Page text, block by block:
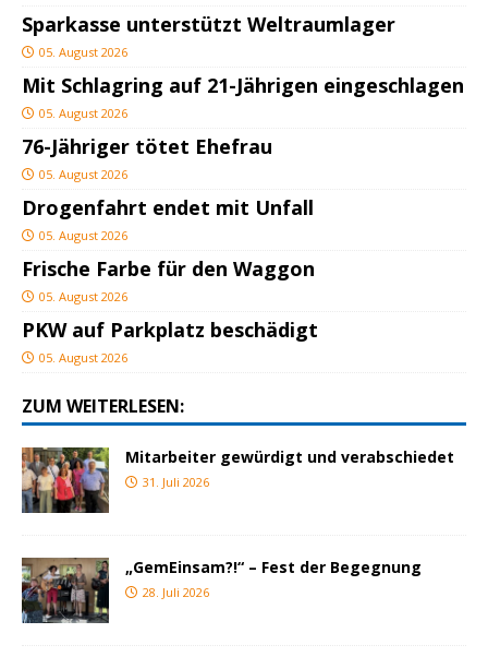
Sparkasse unterstützt Weltraumlager
05. August 2026
Mit Schlagring auf 21-Jährigen eingeschlagen
05. August 2026
76-Jähriger tötet Ehefrau
05. August 2026
Drogenfahrt endet mit Unfall
05. August 2026
Frische Farbe für den Waggon
05. August 2026
PKW auf Parkplatz beschädigt
05. August 2026
ZUM WEITERLESEN:
Mitarbeiter gewürdigt und verabschiedet
31. Juli 2026
„GemEinsam?!“ – Fest der Begegnung
28. Juli 2026